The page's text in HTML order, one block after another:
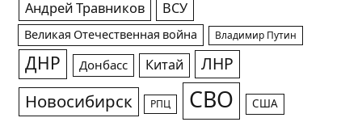
Андрей Травников ВСУ
Великая Отечественная война Владимир Путин
ДНР Донбасс Китай ЛНР
Новосибирск РПЦ СВО США